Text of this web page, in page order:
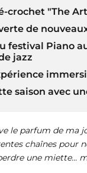
crochet "The
de
festival Piano
jazz
saison avec
le parfum de ma
chaînes pour
une miette...